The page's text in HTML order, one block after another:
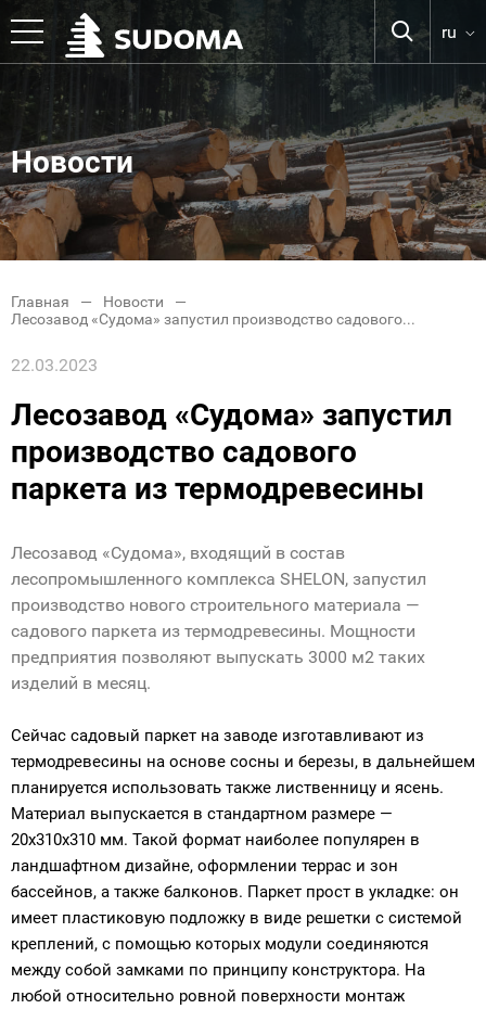
ru
Новости
Главная
Новости
Лесозавод «Судома» запустил производство садового...
22.03.2023
Лесозавод «Судома» запустил
производство садового
паркета из термодревесины
Лесозавод «Судома», входящий в состав
лесопромышленного комплекса SHELON, запустил
производство нового строительного материала —
садового паркета из термодревесины. Мощности
предприятия позволяют выпускать 3000 м2 таких
изделий в месяц.
Сейчас садовый паркет на заводе изготавливают из
термодревесины на основе сосны и березы, в дальнейшем
планируется использовать также лиственницу и ясень.
Материал выпускается в стандартном размере —
20х310х310 мм. Такой формат наиболее популярен в
ландшафтном дизайне, оформлении террас и зон
бассейнов, а также балконов. Паркет прост в укладке: он
имеет пластиковую подложку в виде решетки с системой
креплений, с помощью которых модули соединяются
между собой замками по принципу конструктора. На
любой относительно ровной поверхности монтаж